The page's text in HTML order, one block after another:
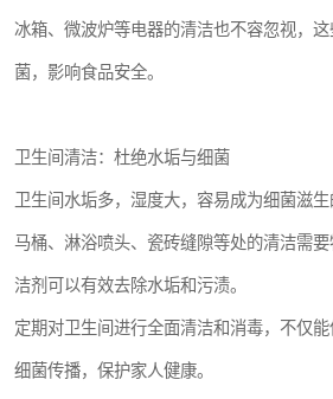
冰箱、微波炉等电器的清洁也不容忽视，
菌，影响食品安全。
卫生间清洁：杜绝水垢与细菌
卫生间水垢多，湿度大，容易成为细菌滋生
马桶、淋浴喷头、瓷砖缝隙等处的清洁需
洁剂可以有效去除水垢和污渍。
定期对卫生间进行全面清洁和消毒，不仅
细菌传播，保护家人健康。